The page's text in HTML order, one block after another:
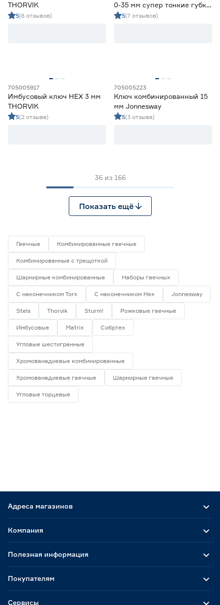
THORVIK
5(6 отзывов)
0‑35 мм супер тонкие губки
КОБАЛЬТ
5(7 отзывов)
705005917
Имбусовый ключ HEX 3 мм
THORVIK
5(2 отзыва)
705005223
Ключ комбинированный 15
мм Jonnesway
5(3 отзыва)
36из 166
Показать ещё
Гаечные Комбинированные гаечные
Комбинированные с трещоткой
Шарнирные комбинированные Наборы гаечных
С наконечником Torx С наконечником Hex Jonnesway
Stels Thorvik Sturm! Рожковые гаечные
Имбусовые Matrix Сибртех
Угловые шестигранные
Хромованадиевые комбинированные
Хромованадиевые гаечные Шарнирные гаечные
Угловые торцевые
Адреса магазинов
Компания
Полезная информация
Покупателям
Сервисы